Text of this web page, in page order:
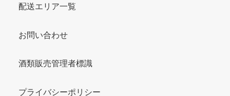
配送エリア一覧
お問い合わせ
酒類販売管理者標識
プライバシーポリシー